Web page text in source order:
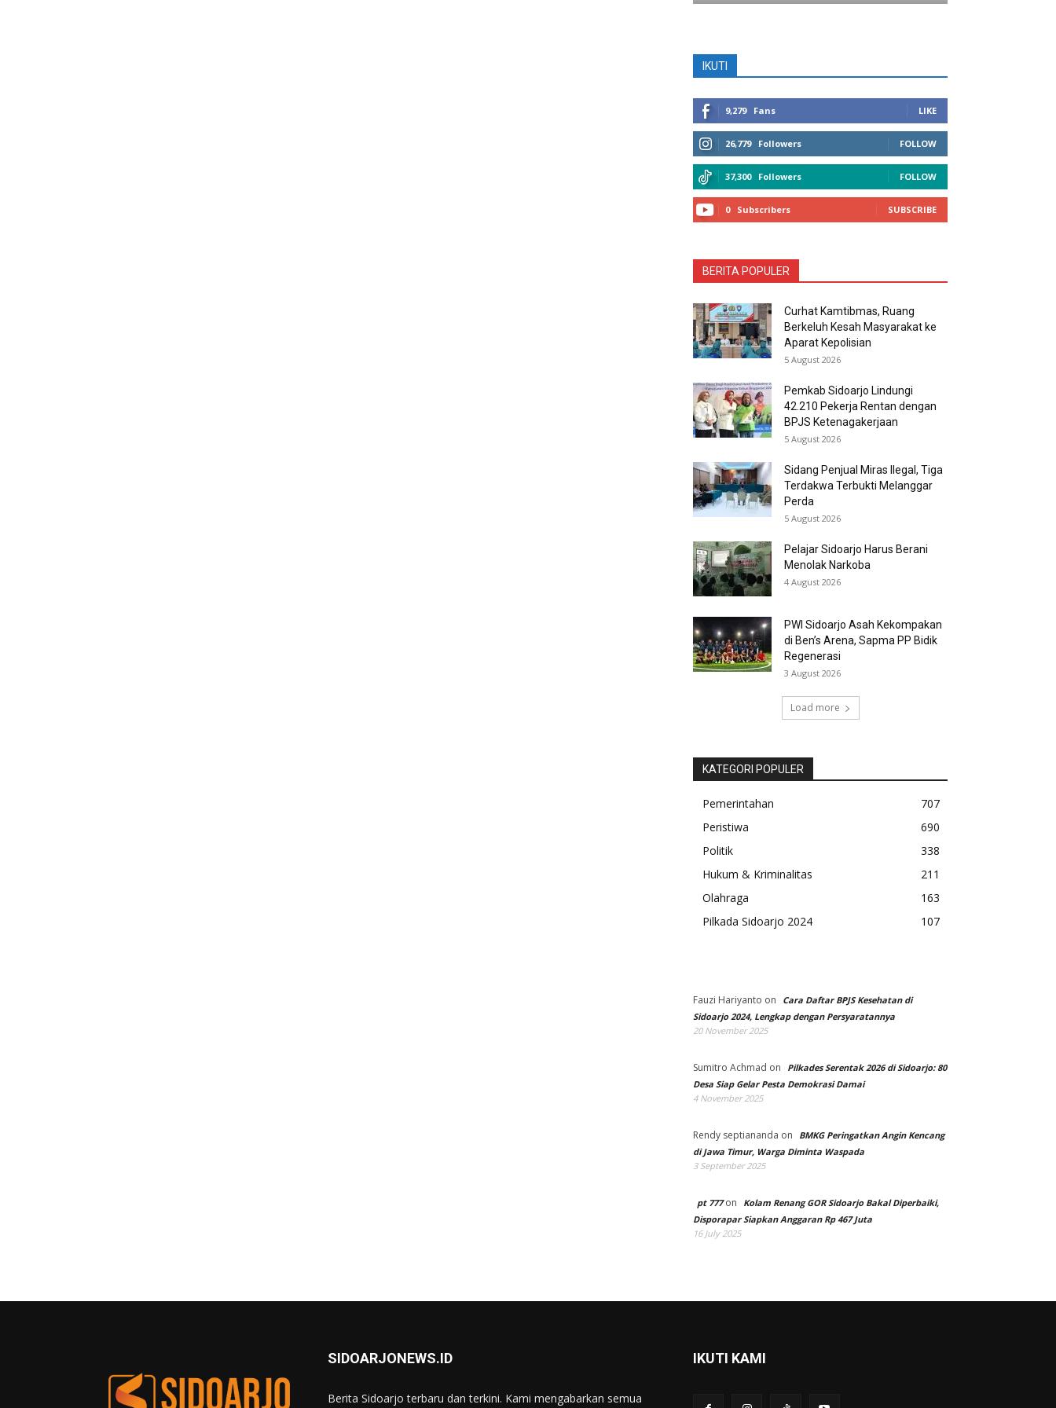
IKUTI
9,279 Fans LIKE
26,779 Followers FOLLOW
37,300 Followers FOLLOW
0 Subscribers SUBSCRIBE
BERITA POPULER
Curhat Kamtibmas, Ruang
Berkeluh Kesah Masyarakat ke
Aparat Kepolisian
5 August 2026
Pemkab Sidoarjo Lindungi
42.210 Pekerja Rentan dengan
BPJS Ketenagakerjaan
5 August 2026
Sidang Penjual Miras Ilegal, Tiga
Terdakwa Terbukti Melanggar
Perda
5 August 2026
Pelajar Sidoarjo Harus Berani
Menolak Narkoba
4 August 2026
PWI Sidoarjo Asah Kekompakan
di Ben’s Arena, Sapma PP Bidik
Regenerasi
3 August 2026
Load more
KATEGORI POPULER
Pemerintahan
707
Peristiwa
690
Politik
338
Hukum & Kriminalitas
211
Olahraga
163
Pilkada Sidoarjo 2024
107
Fauzi Hariyanto on
Cara Daftar BPJS Kesehatan di
Sidoarjo 2024, Lengkap dengan Persyaratannya
20 November 2025
Sumitro Achmad on
Pilkades Serentak 2026 di Sidoarjo: 80
Desa Siap Gelar Pesta Demokrasi Damai
4 November 2025
Rendy septiananda on
BMKG Peringatkan Angin Kencang
di Jawa Timur, Warga Diminta Waspada
3 September 2025
pt 777on
Kolam Renang GOR Sidoarjo Bakal Diperbaiki,
Disporapar Siapkan Anggaran Rp 467 Juta
16 July 2025
SIDOARJONEWS.ID
Berita Sidoarjo terbaru dan terkini. Kami mengabarkan semua
IKUTI KAMI